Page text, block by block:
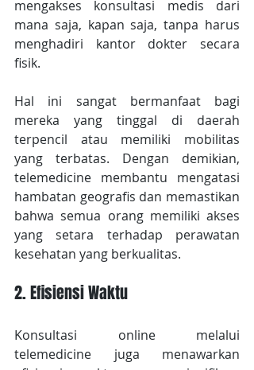
mengakses konsultasi medis dari
mana saja, kapan saja, tanpa harus
menghadiri kantor dokter secara
fisik.
Hal ini sangat bermanfaat bagi
mereka yang tinggal di daerah
terpencil atau memiliki mobilitas
yang terbatas. Dengan demikian,
telemedicine membantu mengatasi
hambatan geografis dan memastikan
bahwa semua orang memiliki akses
yang setara terhadap perawatan
kesehatan yang berkualitas.
2. Efisiensi Waktu
Konsultasi online melalui
telemedicine juga menawarkan